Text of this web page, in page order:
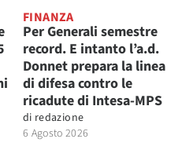
FINANZA
Per Generali semestre
record. E intanto l’a.d.
Donnet prepara la linea
di difesa contro le
ricadute di Intesa-MPS
di redazione
6 Agosto 2026